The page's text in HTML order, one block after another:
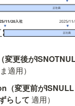
更後が
適用）
（変更前が
らして 適用）